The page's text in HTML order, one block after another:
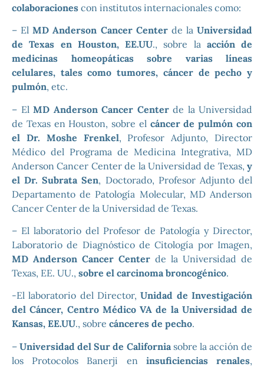
colaboraciones con institutos internacionales como:
– ElMD Anderson Cancer Centerde la Universidad
de Texas en Houston, EE.UU., sobre la acción de
medicinas homeopáticas sobre varias líneas
celulares, tales como tumores, cáncer de pecho y
pulmón, etc.
– El MD Anderson Cancer Centerde la Universidad
de Texas en Houston, sobre el cáncer de pulmón con
el Dr. Moshe Frenkel, Profesor Adjunto, Director
Médico del Programa de Medicina Integrativa, MD
Anderson Cancer Center de la Universidad de Texas, y
el Dr. Subrata Sen, Doctorado, Profesor Adjunto del
Departamento de Patología Molecular, MD Anderson
Cancer Center de la Universidad de Texas.
– El laboratorio del Profesor de Patología y Director,
Laboratorio de Diagnóstico de Citología por Imagen,
MD Anderson Cancer Center de la Universidad de
Texas, EE. UU., sobre el carcinoma broncogénico.
-El laboratorio del Director,Unidad de Investigación
del Cáncer, Centro Médico VA de la Universidad de
Kansas, EE.UU., sobre cánceres de pecho.
–Universidad del Sur de Californiasobre la acción de
los Protocolos Banerji en insuficiencias renales,